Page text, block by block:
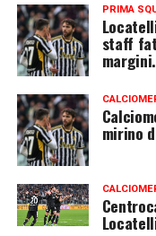
PRIMA
staff
mirino